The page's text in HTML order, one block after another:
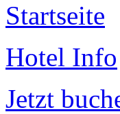
Startseite
Hotel Info
Jetzt